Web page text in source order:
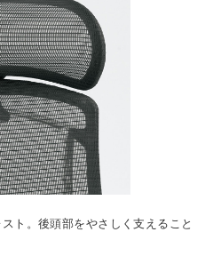
ト。後頭部をやさしく支えること